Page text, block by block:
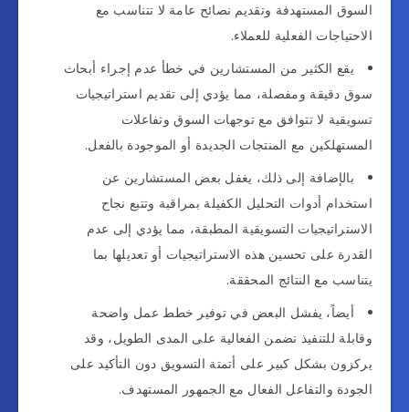
السوق المستهدفة وتقديم نصائح عامة لا تتناسب مع
الاحتياجات الفعلية للعملاء.
يقع الكثير من المستشارين في خطأ عدم إجراء أبحاث
سوق دقيقة ومفصلة، مما يؤدي إلى تقديم استراتيجيات
تسويقية لا تتوافق مع توجهات السوق وتفاعلات
المستهلكين مع المنتجات الجديدة أو الموجودة بالفعل.
بالإضافة إلى ذلك، يغفل بعض المستشارين عن
استخدام أدوات التحليل الكفيلة بمراقبة وتتبع نجاح
الاستراتيجيات التسويقية المطبقة، مما يؤدي إلى عدم
القدرة على تحسين هذه الاستراتيجيات أو تعديلها بما
يتناسب مع النتائج المحققة.
أيضاً، يفشل البعض في توفير خطط عمل واضحة
وقابلة للتنفيذ تضمن الفعالية على المدى الطويل، وقد
يركزون بشكل كبير على أتمتة التسويق دون التأكيد على
الجودة والتفاعل الفعال مع الجمهور المستهدف.